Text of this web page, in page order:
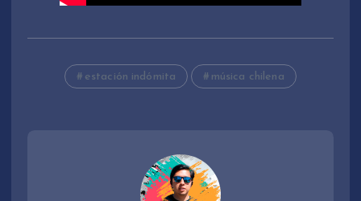
estación indómita música chilena